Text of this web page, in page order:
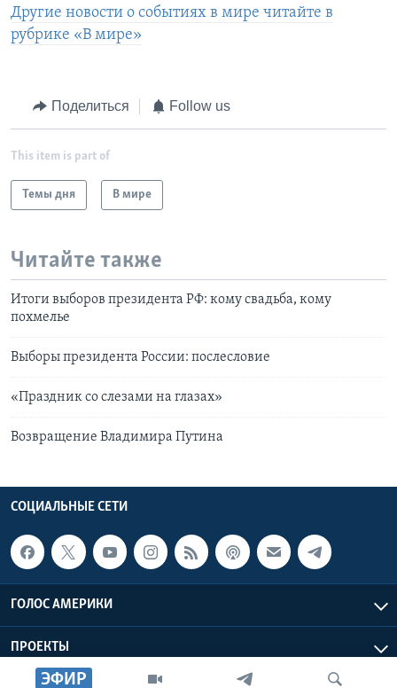
ЭФИР
Другие новости о событиях в мире читайте в
рубрике «В мире»
Поделиться Follow us
This item is part of
Темы дня В мире
Читайте также
Итоги выборов президента РФ: кому свадьба, кому
похмелье
Выборы президента России: послесловие
«Праздник со слезами на глазах»
Возвращение Владимира Путина
СОЦИАЛЬНЫЕ СЕТИ
ГОЛОС АМЕРИКИ
ПРОЕКТЫ